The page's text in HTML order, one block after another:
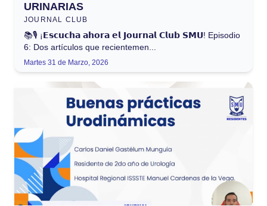
URINARIAS
JOURNAL CLUB
📚🎙️ ¡𝗘𝘀𝗰𝘂𝗰𝗵𝗮 𝗮𝗵𝗼𝗿𝗮 𝗲𝗹 𝗝𝗼𝘂𝗿𝗻𝗮𝗹 𝗖𝗹𝘂𝗯 𝗦𝗠𝗨! Episodio
6: Dos artículos que recientemen...
Martes 31 de Marzo, 2026